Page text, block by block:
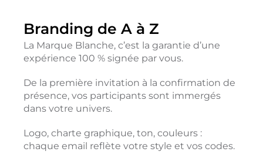
Branding de A à Z
La Marque Blanche, c’est la garantie d’une
expérience 100 % signée par vous.
De la première invitation à la confirmation de
présence, vos participants sont immergés
dans votre univers.
Logo, charte graphique, ton, couleurs :
chaque email reflète votre style et vos codes.